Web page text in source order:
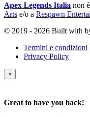
Apex Legends Italia non
Arts e/o a Respawn
© 2019 - 2026 Built with
Termini e condizioni
Privacy Policy
×
Great to have you back!